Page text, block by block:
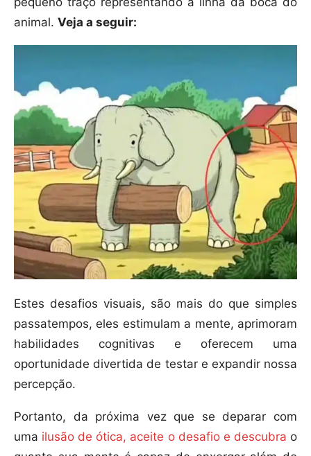
animal. Veja a seguir:
Estes desafios visuais, são mais do que simples
passatempos, eles estimulam a mente, aprimoram
habilidades cognitivas e oferecem uma
oportunidade divertida de testar e expandir nossa
percepção.
Portanto, da próxima vez que se deparar com
uma ilusão de ótica, aceite o desafio e descubra o